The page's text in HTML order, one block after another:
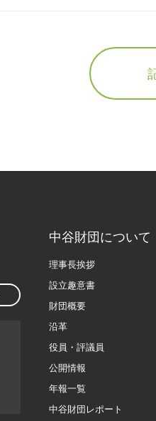
中谷財団について
理事長挨拶
設立趣意書
財団概要
沿革
役員・評議員
公開情報
年報一覧
中谷財団レポート